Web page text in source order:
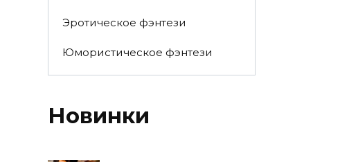
Эротическое фэнтези
Юмористическое фэнтези
Новинки